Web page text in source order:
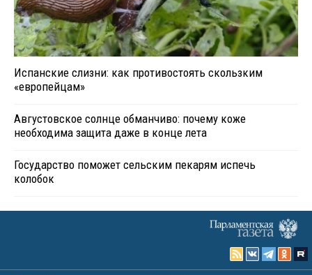
Испанские слизни: как противостоять скользким
«европейцам»
Августовское солнце обманчиво: почему коже
необходима защита даже в конце лета
Государство поможет сельским пекарям испечь
колобок